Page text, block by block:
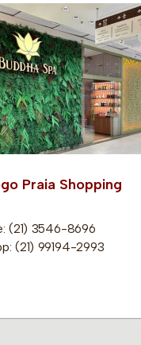
Praia Shopping
(21) 3546-8696
(21) 99194-2993